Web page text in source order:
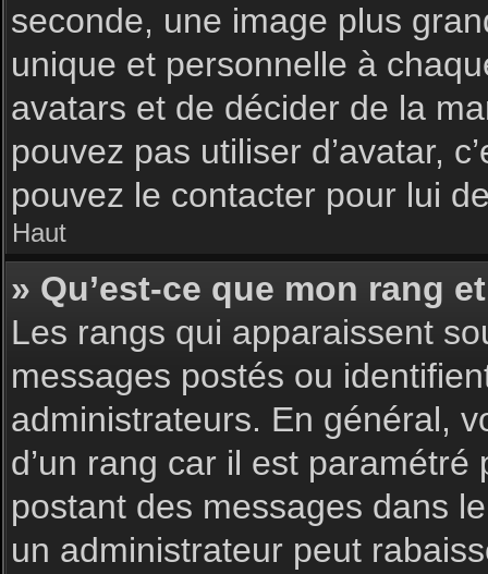
seconde, une image plus
unique et personnelle à
avatars et de décider de la
pouvez pas utiliser d’avatar,
pouvez le contacter pour lui
Haut
» Qu’est-ce que mon rang
Les rangs qui apparaissent
messages postés ou
administrateurs. En général,
d’un rang car il est
postant des messages dans
un administrateur peut